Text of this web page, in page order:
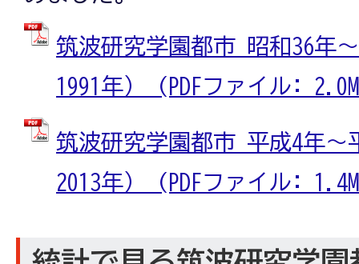
筑波研究学園都市 昭和36年
1991年） (PDFファイル:
筑波研究学園都市 平成4年～
2013年） (PDFファイル: